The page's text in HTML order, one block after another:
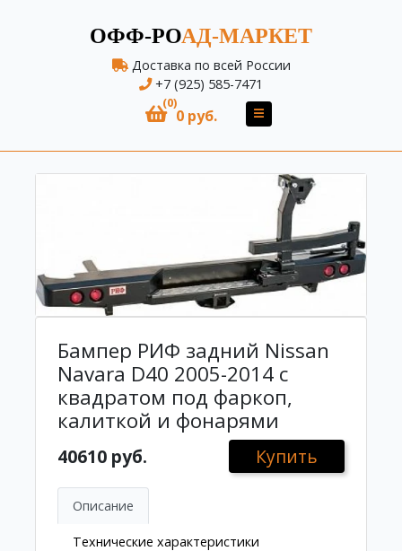
ОФФ-РОАД-МАРКЕТ
Доставка по всей России
+7 (925) 585-7471
(0)
0 руб.
Бампер РИФ задний Nissan
Navara D40 2005-2014 с
квадратом под фаркоп,
калиткой и фонарями
40610 руб. Купить
Описание
Технические характеристики